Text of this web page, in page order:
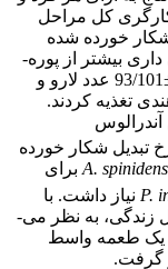
شکارگری کل مراحل
میزان شکار خورده شده
بیش­تر از پوره­
های جنس نر بود. حشرات بالغ ماده از 32/5±93/101 عدد لارو و
شب ­پره هندی تغذیه کردند.
نرخ تبدیل شکار خورده
A. spinidens برای
P. نیاز داشت. با
زندگی، به نظر می­
یک طعمه واسط
گرفت.